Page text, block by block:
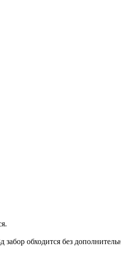
обходится без